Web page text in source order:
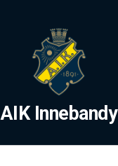
AIK Innebandy